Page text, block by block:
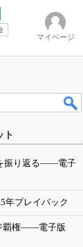
マイページ
ト
振り返る――電子
年プレイバック
覇権――電子版